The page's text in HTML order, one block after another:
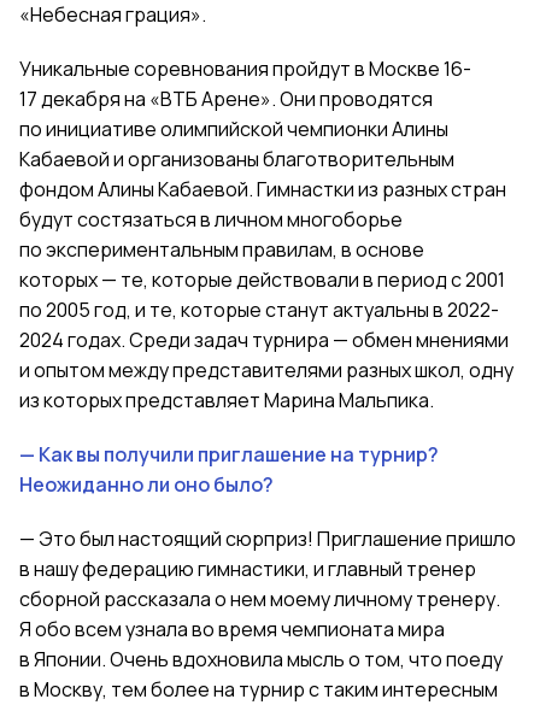
«Небеснаяграция».
Уникальные соревнования пройдут в Москве 16-
17 декабря на «ВТБ Арене». Они проводятся
по инициативе олимпийской чемпионки Алины
Кабаевой и организованы благотворительным
фондом Алины Кабаевой. Гимнастки из разных стран
будут состязаться в личном многоборье
по экспериментальным правилам, в основе
которых — те, которые действовали в период с 2001
по 2005 год, и те, которые станут актуальны в 2022-
2024 годах. Среди задач турнира — обмен мнениями
и опытом между представителями разных школ, одну
из которых представляет Марина Мальпика.
— Как вы получили приглашение на турнир?
Неожиданно ли оно было?
— Это был настоящий сюрприз! Приглашение пришло
в нашу федерацию гимнастики, и главный тренер
сборной рассказала о нем моему личному тренеру.
Я обо всем узнала во время чемпионата мира
в Японии. Очень вдохновила мысль о том, что поеду
в Москву, тем более на турнир с таким интересным